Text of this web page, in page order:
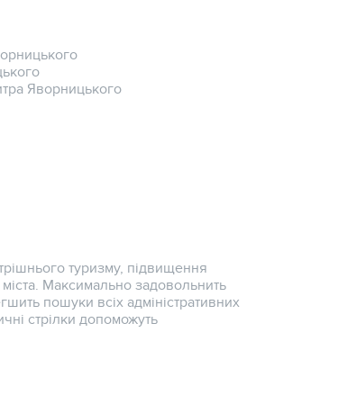
Яворницького
туризму, підвищення
Максимально задовольнить
пошуки всіх адміністративних
стрілки допоможуть